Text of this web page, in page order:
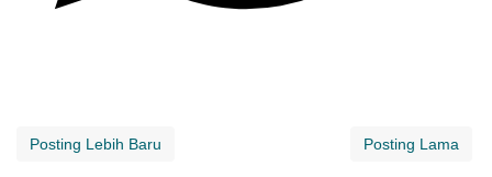
Posting Lebih Baru Posting Lama